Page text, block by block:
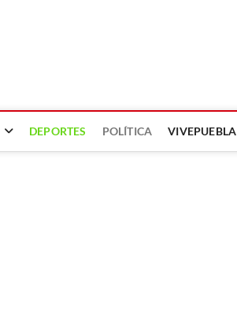
DEPORTES POLÍTICA VIVEPUEBLA